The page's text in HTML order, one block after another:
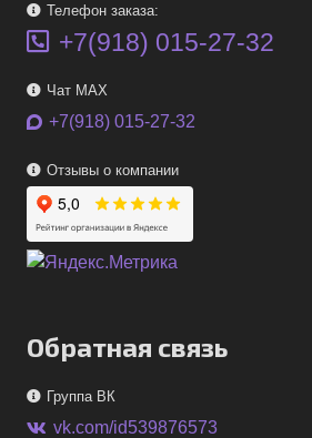
Телефон заказа:
+7(918) 015-27-32
Чат MAX
+7(918) 015-27-32
Отзывы о компании
Обратная связь
Группа ВК
vk.com/id539876573